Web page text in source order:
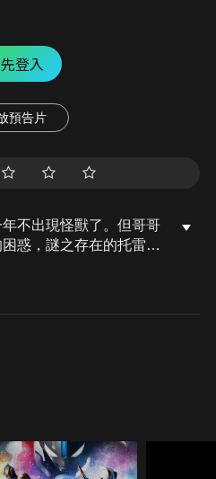
登入
預告片
不出現怪獸了。但哥哥
惑，謎之存在的托雷基
成了超人力霸王布魯和